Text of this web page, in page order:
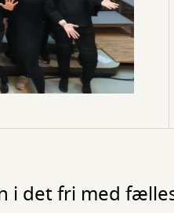
i det fri med